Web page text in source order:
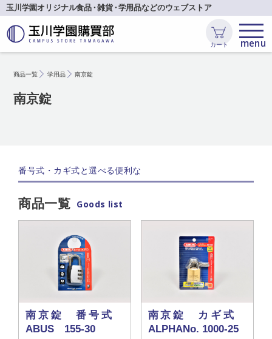
カート
玉川学園オリジナル食品・雑貨・学用品などのウェブストア
商品一覧 学用品 南京錠
南京錠
番号式・カギ式と選べる便利な
商品一覧 Goods list
南京錠 番号式
ABUS 155-30
南京錠 カギ式
ALPHANo. 1000-25